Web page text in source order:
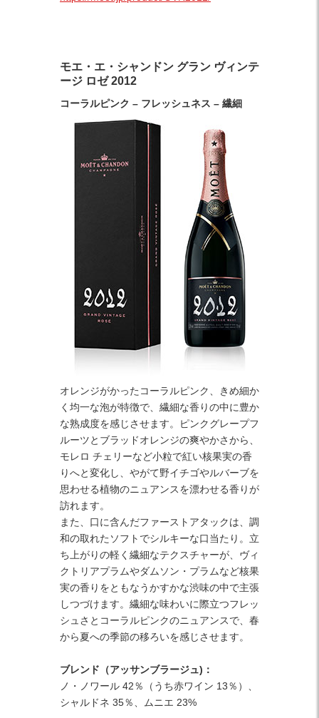
モエ・エ・シャンドン グラン ヴィンテ
ージ ロゼ 2012
コーラルピンク – フレッシュネス – 繊細
オレンジがかったコーラルピンク、きめ細か
く均一な泡が特徴で、繊細な香りの中に豊か
な熟成度を感じさせます。ピンクグレープフ
ルーツとブラッドオレンジの爽やかさから、
モレロ チェリーなど小粒で紅い核果実の香
りへと変化し、やがて野イチゴやルバーブを
思わせる植物のニュアンスを漂わせる香りが
訪れます。
また、口に含んだファーストアタックは、調
和の取れたソフトでシルキーな口当たり。立
ち上がりの軽く繊細なテクスチャーが、ヴィ
クトリアプラムやダムソン・プラムなど核果
実の香りをともなうかすかな渋味の中で主張
しつづけます。繊細な味わいに際立つフレッ
シュさとコーラルピンクのニュアンスで、春
から夏への季節の移ろいを感じさせます。
ブレンド（アッサンブラージュ)：
ノ・ノワール 42％（うち赤ワイン 13％）、
シャルドネ 35％、ムニエ 23%